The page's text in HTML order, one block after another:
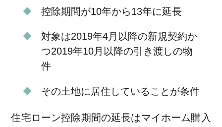
控除期間が10年から13年に延長
対象は2019年4月以降の新規契約か
つ2019年10月以降の引き渡しの物
件
その土地に居住していることが条件
住宅ローン控除期間の延長はマイホーム購入